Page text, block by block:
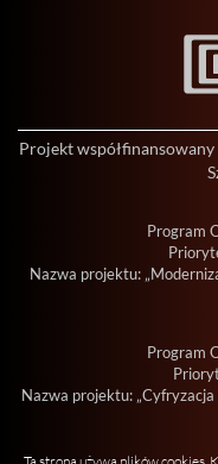
Projekt
Program
Nazwa projektu:
Program
Nazwa projektu: